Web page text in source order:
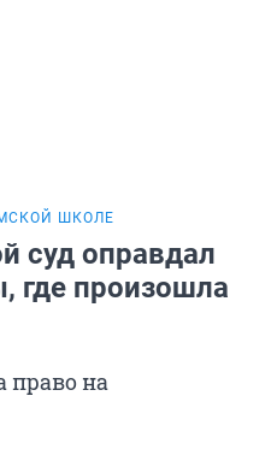
ШКОЛЕ
суд оправдал
где произошла
право на